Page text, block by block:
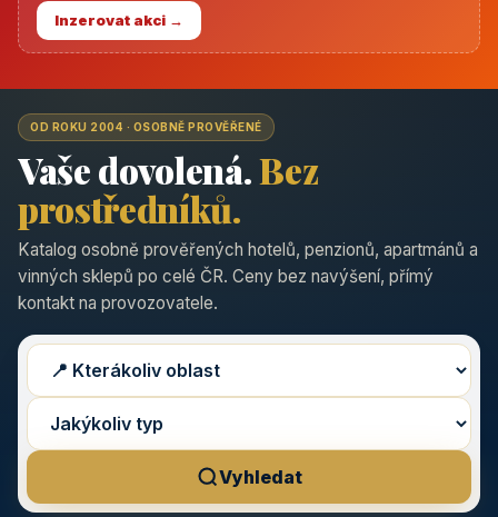
Inzerovat akci →
OD ROKU 2004 · OSOBNĚ PROVĚŘENÉ
Vaše dovolená.Bez
prostředníků.
Katalog osobně prověřených hotelů, penzionů, apartmánů a
vinných sklepů po celé ČR. Ceny bez navýšení, přímý
kontakt na provozovatele.
Vyhledat